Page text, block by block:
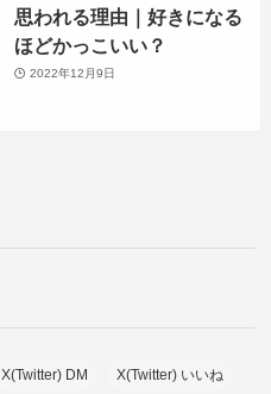
思われる理由｜好きになる
ほどかっこいい？
2022年12月9日
X(Twitter) DM X(Twitter) いいね